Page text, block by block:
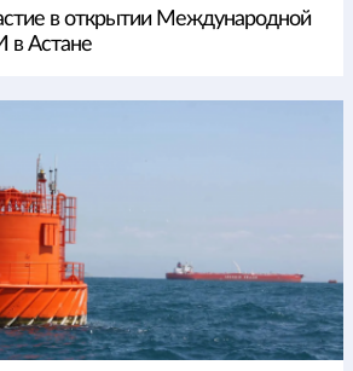
в открытии Международной
в Астане